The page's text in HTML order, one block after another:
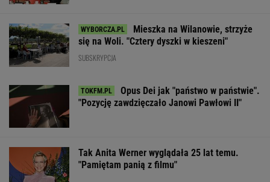
Mieszka na Wilanowie, strzyże
się na Woli. "Cztery dyszki w kieszeni"
SUBSKRYPCJA
Opus Dei jak "państwo w państwie".
"Pozycję zawdzięczało Janowi Pawłowi II"
Tak Anita Werner wyglądała 25 lat temu.
"Pamiętam panią z filmu"